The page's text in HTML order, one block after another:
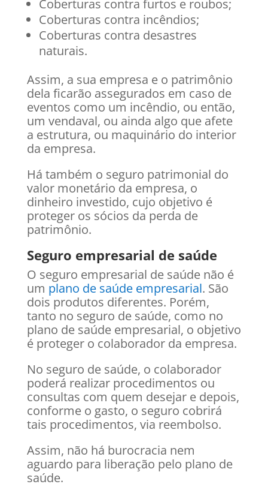
Coberturas contra furtos e roubos;
Coberturas contra incêndios;
Coberturas contra desastres
naturais.
Assim, a sua empresa e o patrimônio
dela ficarão assegurados em caso de
eventos como um incêndio, ou então,
um vendaval, ou ainda algo que afete
a estrutura, ou maquinário do interior
da empresa.
Há também o seguro patrimonial do
valor monetário da empresa, o
dinheiro investido, cujo objetivo é
proteger os sócios da perda de
patrimônio.
Seguro empresarial de saúde
O seguro empresarial de saúde não é
um plano de saúde empresarial. São
dois produtos diferentes. Porém,
tanto no seguro de saúde, como no
plano de saúde empresarial, o objetivo
é proteger o colaborador da empresa.
No seguro de saúde, o colaborador
poderá realizar procedimentos ou
consultas com quem desejar e depois,
conforme o gasto, o seguro cobrirá
tais procedimentos, via reembolso.
Assim, não há burocracia nem
aguardo para liberação pelo plano de
saúde.